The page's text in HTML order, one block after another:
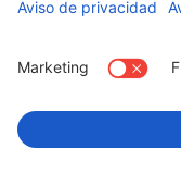
Business-Portal